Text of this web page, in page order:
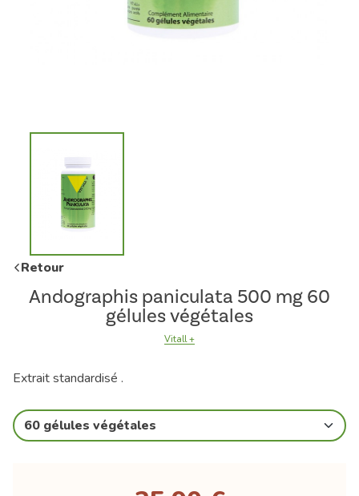
Retour
Andographis paniculata 500 mg 60
gélules végétales
Vitall +
Extrait standardisé .
60 gélules végétales